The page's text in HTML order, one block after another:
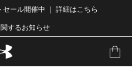
セール開催中 ｜ 詳細はこちら
するお知らせ